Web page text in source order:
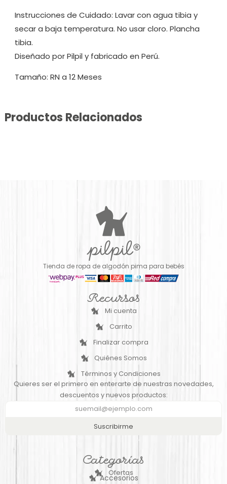
Instrucciones de Cuidado: Lavar con agua tibia y
secar a baja temperatura. No usar cloro. Plancha
tibia.
Diseñado por Pilpil y fabricado en Perú.
Tamaño: RN a 12 Meses
Productos Relacionados
Tienda de ropa de algodón pima para bebés
Recursos
Mi cuenta
Carrito
Finalizar compra
Quiénes Somos
Términos y Condiciones
Quieres ser el primero en enterarte de nuestras novedades,
descuentos y nuevos productos:
Suscribirme
Categorías
Ofertas
Accesorios